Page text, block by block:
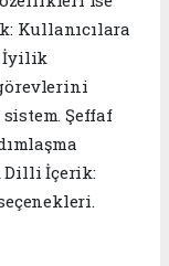
Kullanıcılara
İyilik
Şeffaf
Dilli İçerik: